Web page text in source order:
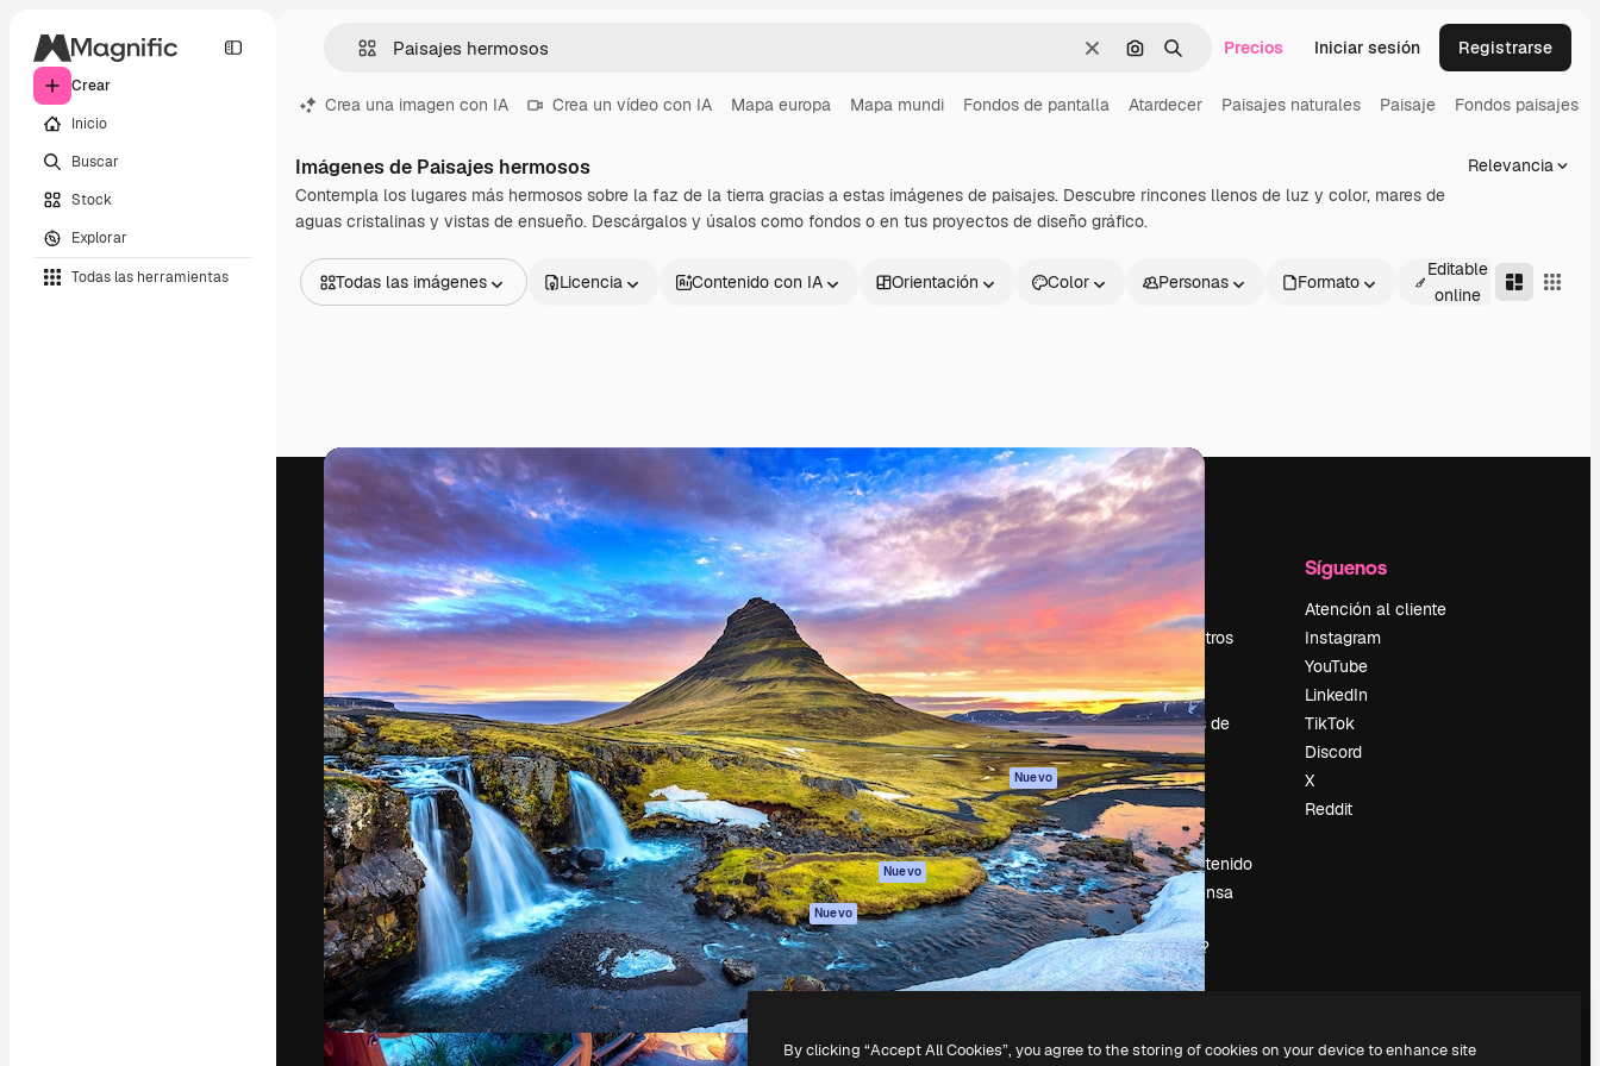
Crear
Inicio
Buscar
Stock
Explorar
Todas las herramientas
BorrarBuscar por imagen
BuscarPrecios Iniciar sesión Registrarse
Crea una imagen con IA Crea un vídeo con IA Mapa europa Mapa mundi Fondos de pantalla Atardecer Paisajes naturales Paisaje Fondos paisajes
Imágenes de Paisajes hermosos
Contempla los lugares más hermosos sobre la faz de la tierra gracias a estas imágenes de paisajes. Descubre rincones llenos de luz y color, mares de
aguas cristalinas y vistas de ensueño. Descárgalos y úsalos como fondos o en tus proyectos de diseño gráfico.
Relevancia
Todas las imágenes
Vídeos
Clips de vídeo
Motion graphics
Plantillas de vídeos
Iconos
Modelos 3D
Fuentes
Licencia Contenido con IA Orientación Color Personas Formato
Editable
online
La plataforma creativa para dirigir tu mejor
trabajo. Más de un millón de suscriptores
entre creativos, empresas, agencias y
estudios.
Español
Productos
Spaces
Asistente de IA
Generador de
imágenes
Generador de
vídeos
Texto a voz
Contenido de
stock
MCP para
Claude/ChatGPT
Nuevo
Agentes Nuevo
API
App móvil
Todas las
Información útil
Academy
Documentación
Soporte
Términos de uso
Política de
privacidad
Originales Nuevo
Política de cookies
Centro de
confianza
Afiliados
Empresas
Empresa
Precios
Sobre nosotros
Reviews
Empleo
Tendencias de
búsqueda
Blog
Eventos
Slidesgo
Vender contenido
Sala de prensa
¿Buscas
magnific.ai?
Síguenos
Atención al cliente
Instagram
YouTube
LinkedIn
TikTok
Discord
X
Reddit
By clicking “Accept All Cookies”, you agree to the storing of cookies on your device to enhance site